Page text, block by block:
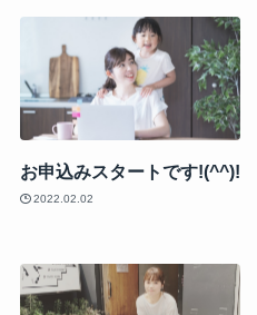
お申込みスタートです!(^^)!
2022.02.02